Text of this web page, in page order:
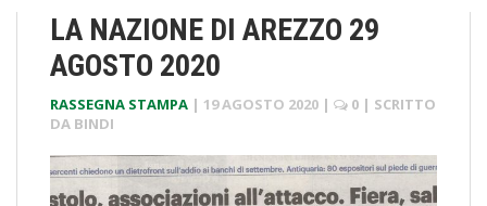
LA NAZIONE DI AREZZO 29
AGOSTO 2020
RASSEGNA STAMPA | 19 AGOSTO 2020 | 0 | SCRITTO
DA BINDI